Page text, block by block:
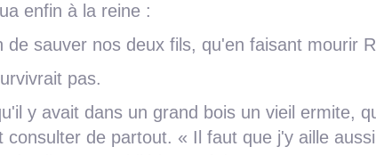
enfin à la reine :
sauver nos deux fils, qu'en faisant mourir
pas.
y avait dans un grand bois un vieil ermite,
consulter de partout. « Il faut que j'y aille